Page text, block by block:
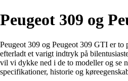
Peugeot 309 og
Peugeot 309 og Peugeot 309 GTI er
efterladt et varigt indtryk på
vil vi dykke ned i de to modeller og se
specifikationer, historie og